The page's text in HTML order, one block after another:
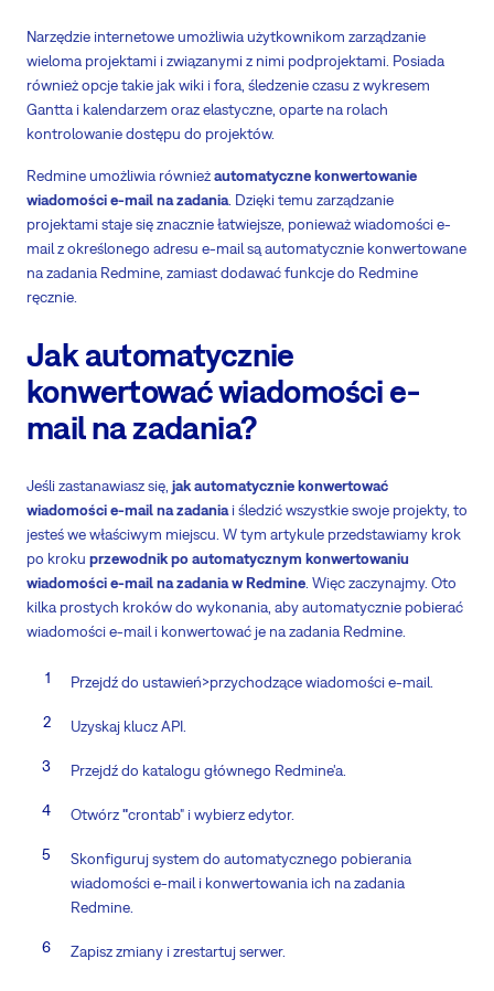
Narzędzie internetowe umożliwia użytkownikom zarządzanie
wieloma projektami i związanymi z nimi podprojektami. Posiada
również opcje takie jak wiki i fora, śledzenie czasu z wykresem
Gantta i kalendarzem oraz elastyczne, oparte na rolach
kontrolowanie dostępu do projektów.
Redmine umożliwia równieżautomatyczne konwertowanie
wiadomości e-mail na zadania. Dzięki temu zarządzanie
projektami staje się znacznie łatwiejsze, ponieważ wiadomości e-
mail z określonego adresu e-mail są automatycznie konwertowane
na zadania Redmine, zamiast dodawać funkcje do Redmine
ręcznie.
Jak automatycznie
konwertować wiadomości e-
mail na zadania?
Jeśli zastanawiasz się, jak automatycznie konwertować
wiadomości e-mail na zadaniai śledzić wszystkie swoje projekty, to
jesteś we właściwym miejscu. W tym artykule przedstawiamy krok
po kroku przewodnik po automatycznym konwertowaniu
wiadomości e-mail na zadania w Redmine . Więc zaczynajmy. Oto
kilka prostych kroków do wykonania, aby automatycznie pobierać
wiadomości e-mail i konwertować je na zadania Redmine.
Przejdź do ustawień>przychodzące wiadomości e-mail.
Uzyskaj klucz API.
Przejdź do katalogu głównego Redmine'a.
Otwórz"crontab" i wybierz edytor.
Skonfiguruj system do automatycznego pobierania
wiadomości e-mail i konwertowania ich na zadania
Redmine.
Zapisz zmiany i zrestartuj serwer.